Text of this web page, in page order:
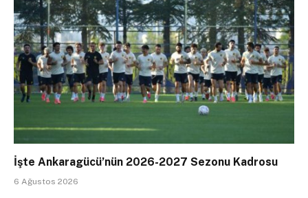
İşte Ankaragücü’nün 2026-2027 Sezonu Kadrosu
6 Ağustos 2026